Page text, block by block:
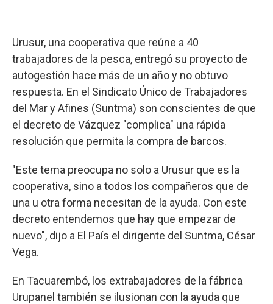
Urusur, una cooperativa que reúne a 40
trabajadores de la pesca, entregó su proyecto de
autogestión hace más de un año y no obtuvo
respuesta. En el Sindicato Único de Trabajadores
del Mar y Afines (Suntma) son conscientes de que
el decreto de Vázquez "complica" una rápida
resolución que permita la compra de barcos.
"Este tema preocupa no solo a Urusur que es la
cooperativa, sino a todos los compañeros que de
una u otra forma necesitan de la ayuda. Con este
decreto entendemos que hay que empezar de
nuevo", dijo a El País el dirigente del Suntma, César
Vega.
En Tacuarembó, los extrabajadores de la fábrica
Urupanel también se ilusionan con la ayuda que